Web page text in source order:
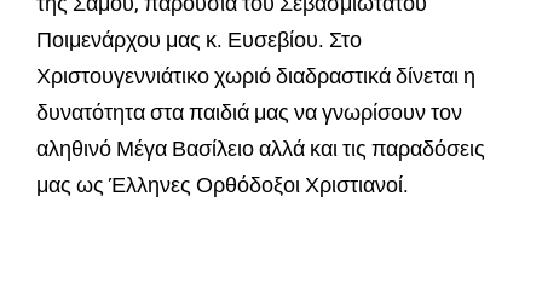
Ποιμενάρχου μας κ. Ευσεβίου. Στο
Χριστουγεννιάτικο χωριό διαδραστικά δίνεται η
δυνατότητα στα παιδιά μας να γνωρίσουν τον
αληθινό Μέγα Βασίλειο αλλά και τις παραδόσεις
μας ως Έλληνες Ορθόδοξοι Χριστιανοί.